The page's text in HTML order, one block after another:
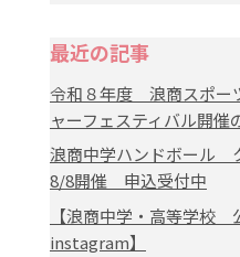
最近の記事
令和８年度 浪商スポー
ャーフェスティバル開催
浪商中学ハンドボール
8/8開催 申込受付中
【浪商中学・高等学校
instagram】